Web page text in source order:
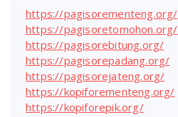
https://pagisorementeng.org/
https://pagisoretomohon.org/
https://pagisorebitung.org/
https://pagisorepadang.org/
https://pagisorejateng.org/
https://kopiforementeng.org/
https://kopiforepik.org/